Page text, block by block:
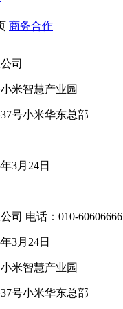
商务合作
司
米智慧产业园
号小米华东总部
3月24日
司 电话：010-60606666
3月24日
米智慧产业园
号小米华东总部